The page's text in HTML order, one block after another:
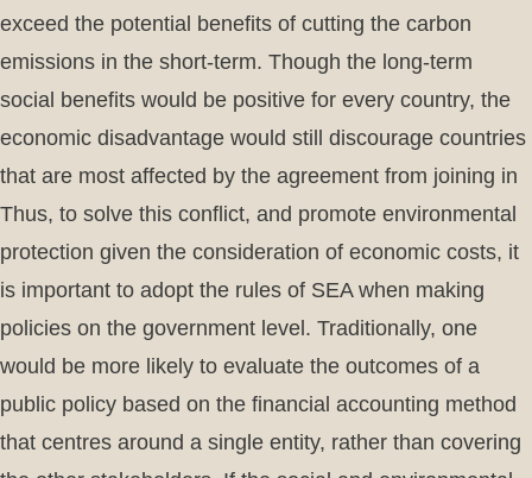
exceed the potential benefits of cutting the carbon
emissions in the short-term. Though the long-term
social benefits would be positive for every country, the
economic disadvantage would still discourage countries
that are most affected by the agreement from joining in
Thus, to solve this conflict, and promote environmental
protection given the consideration of economic costs, it
is important to adopt the rules of SEA when making
policies on the government level. Traditionally, one
would be more likely to evaluate the outcomes of a
public policy based on the financial accounting method
that centres around a single entity, rather than covering